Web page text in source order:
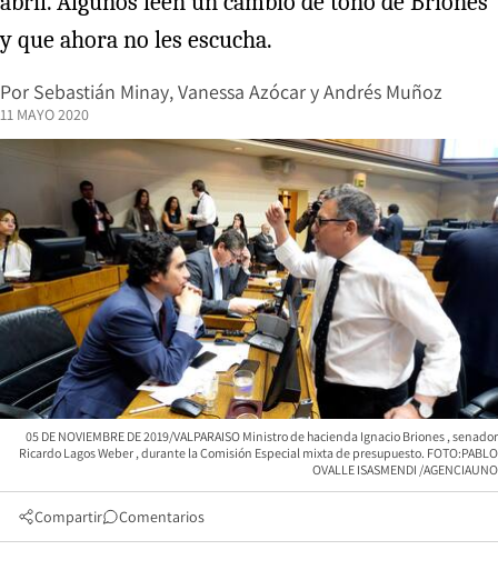
y que ahora no les escucha.
Por Sebastián Minay,Vanessa AzócaryAndrés Muñoz
11 MAYO 2020
05 DE NOVIEMBRE DE 2019/VALPARAISO Ministro de hacienda Ignacio Briones , senador
Ricardo Lagos Weber , durante la Comisión Especial mixta de presupuesto. FOTO:PABLO
OVALLE ISASMENDI /AGENCIAUNO
Compartir Comentarios